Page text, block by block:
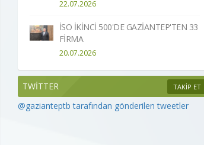
22.07.2026
İSO İKİNCİ 500'DE GAZİANTEP'TEN 33
FİRMA
20.07.2026
TWİTTER TAKİP ET
@gazianteptb tarafından gönderilen tweetler